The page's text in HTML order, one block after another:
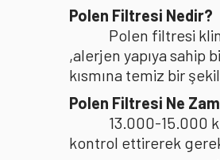
Polen Filtresi Nedir?
Polen filtresi
,alerjen yapıya sahip
kısmına temiz bir
Polen Filtresi Ne
13.000-15.000
kontrol ettirerek